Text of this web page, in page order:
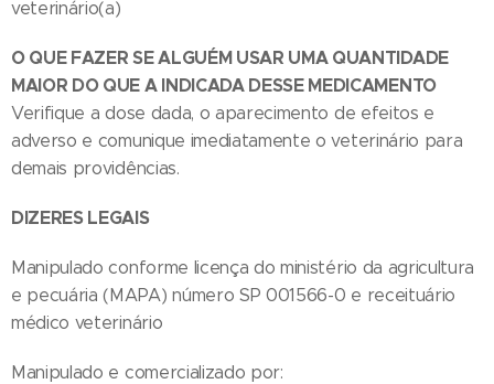
veterinário(a)
O QUE FAZER SE ALGUÉM USAR UMA QUANTIDADE
MAIOR DO QUE A INDICADA DESSE MEDICAMENTO
Verifique a dose dada, o aparecimento de efeitos e
adverso e comunique imediatamente o veterinário para
demais providências.
DIZERES LEGAIS
Manipulado conforme licença do ministério da agricultura
e pecuária (MAPA) número SP 001566-0 e receituário
médico veterinário
Manipulado e comercializado por: